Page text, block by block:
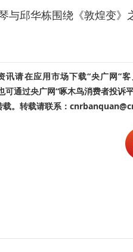
与邱华栋围绕《敦煌变》
讯请在应用市场下载“央广网”
可通过央广网“啄木鸟消费者投诉
载。转载请联系：